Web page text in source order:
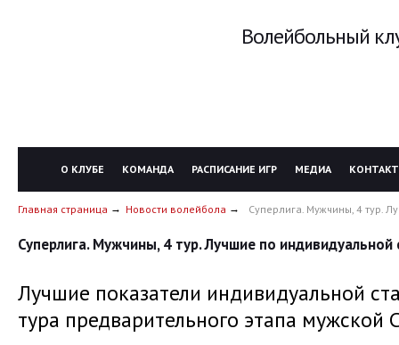
Волейбольный
О КЛУБЕ КОМАНДА РАСПИСАНИЕ ИГР МЕДИА
Главная страница Новости волейбола Суперлига. Мужчины, 4 тур.
Суперлига. Мужчины, 4 тур. Лучшие по индивидуальной
Лучшие показатели индивидуальной
тура предварительного этапа мужской